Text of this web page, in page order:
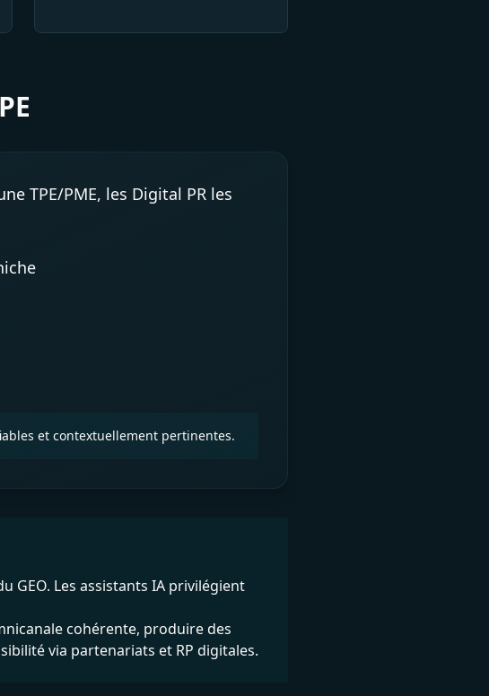
TPE/PME, les Digital PR les
et contextuellement pertinentes.
GEO. Les assistants IA privilégient
cohérente, produire des
via partenariats et RP digitales.